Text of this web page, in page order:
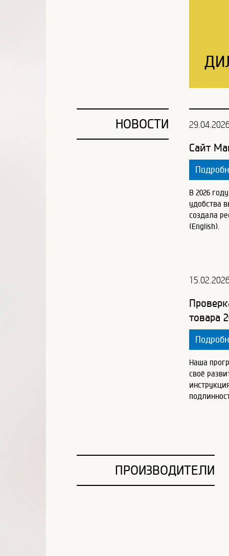
НОВОСТИ
Сайт
В 2026
удобства
создала
(English).
товара
Наша
своё
ПРОИЗВОДИТЕЛИ